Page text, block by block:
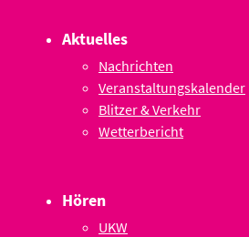
Aktuelles
Nachrichten
Veranstaltungskalender
Blitzer & Verkehr
Wetterbericht
Hören
UKW